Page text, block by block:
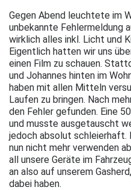
Gegen Abend leuchtete im
unbekannte Fehlermeldung
wirklich alles inkl. Licht und
Eigentlich hatten wir uns
einen Film zu schauen.
und Johannes hinten im
haben mit allen Mitteln
Laufen zu bringen. Nach
den Fehler gefunden. Eine
und musste ausgetauscht
jedoch absolut schleierhaft.
nun nicht mehr verwenden
all unsere Geräte im
an also auf unserem
dabei haben.